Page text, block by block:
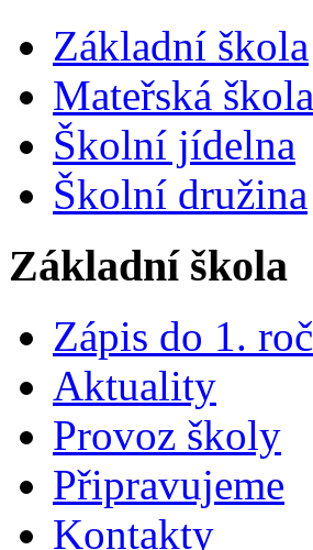
Základní škola
Mateřská škola
Školní jídelna
Školní družina
Základní škola
Zápis do 1.
Aktuality
Provoz školy
Připravujeme
Kontakty